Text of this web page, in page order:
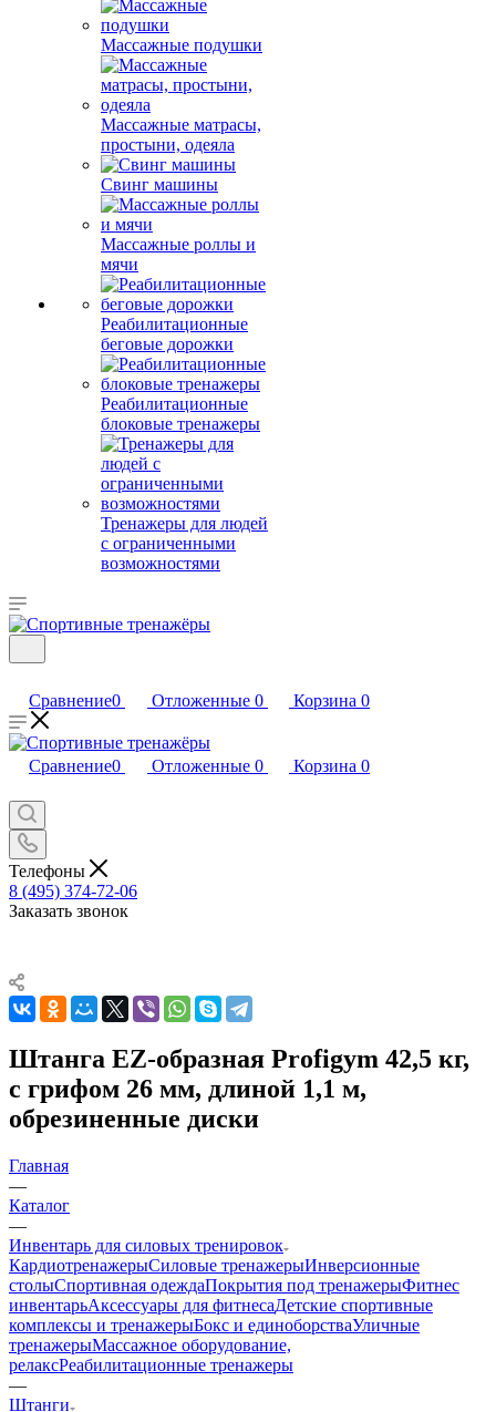
Массажные подушки
Массажные матрасы,
простыни, одеяла
Свинг машины
Массажные роллы и
мячи
Реабилитационные
беговые дорожки
Реабилитационные
блоковые тренажеры
Тренажеры для людей
с ограниченными
возможностями
Сравнение0 Отложенные 0 Корзина 0
Сравнение0 Отложенные 0 Корзина 0
Телефоны
8 (495) 374-72-06
Заказать звонок
Штанга EZ-образная Profigym 42,5 кг,
с грифом 26 мм, длиной 1,1 м,
обрезиненные диски
Главная
—
Каталог
—
Инвентарь для силовых тренировок
КардиотренажерыСиловые тренажерыИнверсионные
столыСпортивная одеждаПокрытия под тренажерыФитнес
инвентарьАксессуары для фитнесаДетские спортивные
комплексы и тренажерыБокс и единоборстваУличные
тренажерыМассажное оборудование,
релаксРеабилитационные тренажеры
—
Штанги